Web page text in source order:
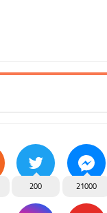
21000
200